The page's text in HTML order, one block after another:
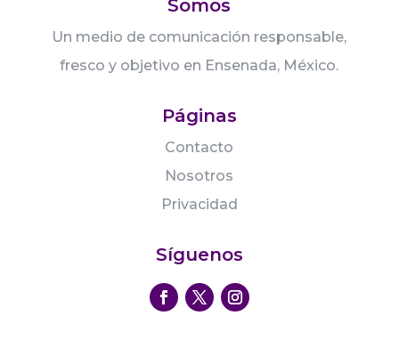
Somos
Un medio de comunicación responsable,
fresco y objetivo en Ensenada, México.
Páginas
Contacto
Nosotros
Privacidad
Síguenos